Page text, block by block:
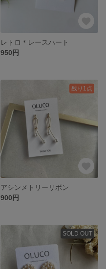
レトロ＊レースハート
950円
残り1点
アシンメトリーリボン
900円
SOLD OUT